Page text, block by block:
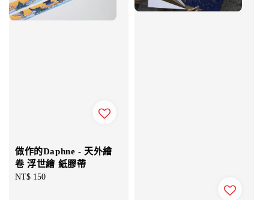
做作的Daphne - 天外繪
卷 浮世繪 紙膠帶
Regular
NT$ 150